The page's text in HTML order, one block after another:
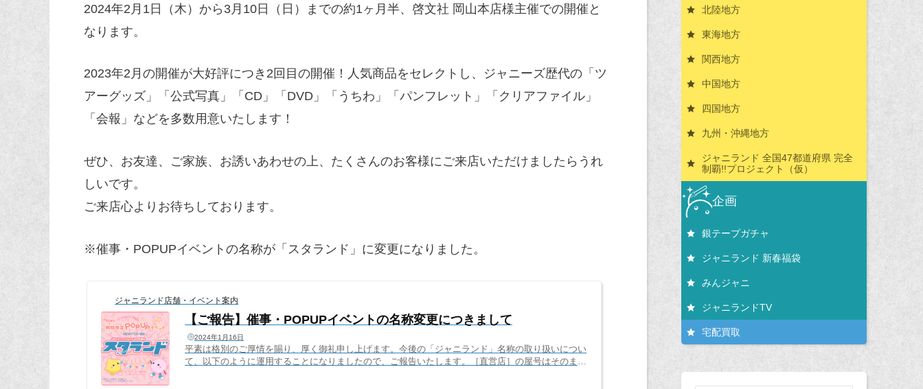
2024年2月1日（木）から3月10日（日）までの約1ヶ月半、啓文社 岡山本店様主催での開催と
なります。
2023年2月の開催が大好評につき2回目の開催！人気商品をセレクトし、ジャニーズ歴代の「ツ
アーグッズ」「公式写真」「CD」「DVD」「うちわ」「パンフレット」「クリアファイル」
「会報」などを多数用意いたします！
ぜひ、お友達、ご家族、お誘いあわせの上、たくさんのお客様にご来店いただけましたらうれ
しいです。
ご来店心よりお待ちしております。
※催事・POPUPイベントの名称が「スタランド」に変更になりました。
ジャニランド店舗・イベント案内
【ご報告】催事・POPUPイベントの名称変更につきまして
2024年1月16日
平素は格別のご厚情を賜り、厚く御礼申し上げます。今後の「ジャニランド」名称の取り扱いについ
て、以下のように運用することになりましたので、ご報告いたします。［直営店］の屋号はそのまま
北陸地方
東海地方
関西地方
中国地方
四国地方
九州・沖縄地方
ジャニランド 全国47都道府県 完全
制覇!!プロジェクト（仮）
企画
銀テープガチャ
ジャニランド 新春福袋
みんジャニ
ジャニランドTV
宅配買取